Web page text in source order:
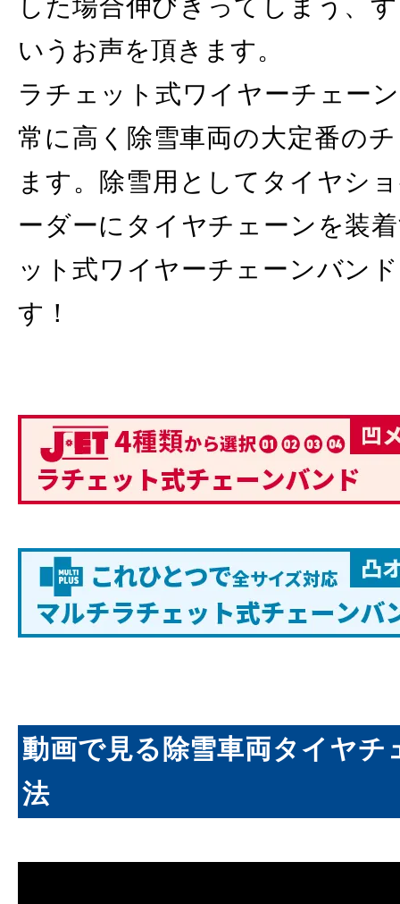
した場合伸びきってしまう、
いうお声を頂きます。
ラチェット式ワイヤーチェー
常に高く除雪車両の大定番の
ます。除雪用としてタイヤシ
ーダーにタイヤチェーンを装
ット式ワイヤーチェーンバン
す！
動画で見る除雪車両タイヤチ
法